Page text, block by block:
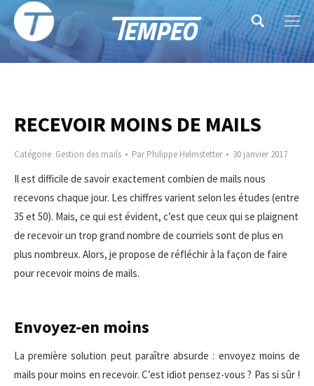
Search:
RECEVOIR MOINS DE MAILS
Catégorie Gestion des mails ParPhilippe Helmstetter 30 janvier 2017
Il est difficile de savoir exactement combien de mails nous
recevons chaque jour. Les chiffres varient selon les études (entre
35 et 50). Mais, ce qui est évident, c’est que ceux qui se plaignent
de recevoir un trop grand nombre de courriels sont de plus en
plus nombreux. Alors, je propose de réfléchir à la façon de faire
pour recevoir moins de mails.
Envoyez-en moins
La première solution peut paraître absurde : envoyez moins de
mails pour moins en recevoir. C’est idiot pensez-vous ? Pas si sûr !